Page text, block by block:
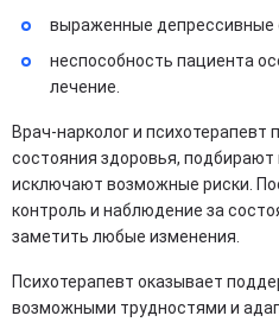
выраженные депрессивные
неспособность пациента
лечение.
Врач-нарколог и
состояния здоровья,
исключают возможные риски.
контроль и наблюдение за
заметить любые изменения.
Психотерапевт оказывает
возможными трудностями и